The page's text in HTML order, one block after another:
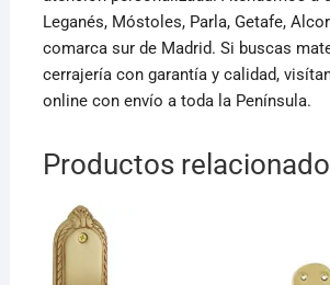
Leganés, Móstoles, Parla, Getafe,
comarca sur de Madrid. Si buscas
cerrajería con garantía y calidad,
online con envío a toda la Península.
Productos